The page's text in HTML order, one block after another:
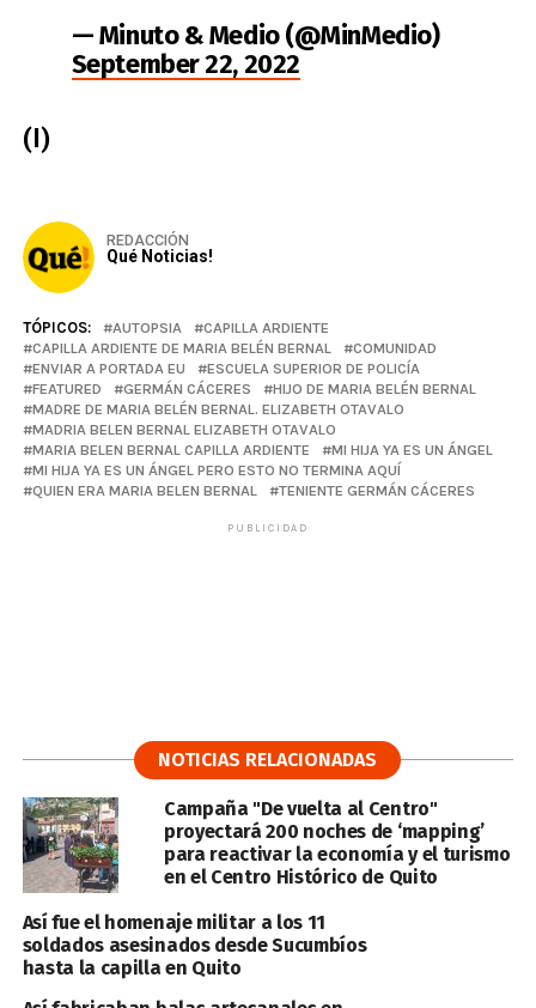
— Minuto & Medio (@MinMedio)
September 22, 2022
(I)
REDACCIÓN
Qué Noticias!
TÓPICOS: AUTOPSIA
CAPILLA ARDIENTE
CAPILLA ARDIENTE DE MARIA BELÉN BERNAL
COMUNIDAD
ENVIAR A PORTADA EU
ESCUELA SUPERIOR DE POLICÍA
FEATURED
GERMÁN CÁCERES
HIJO DE MARIA BELÉN BERNAL
MADRE DE MARIA BELÉN BERNAL. ELIZABETH OTAVALO
MADRIA BELEN BERNAL ELIZABETH OTAVALO
MARIA BELEN BERNAL CAPILLA ARDIENTE
MI HIJA YA ES UN ÁNGEL
MI HIJA YA ES UN ÁNGEL PERO ESTO NO TERMINA AQUÍ
QUIEN ERA MARIA BELEN BERNAL
TENIENTE GERMÁN CÁCERES
PUBLICIDAD
NOTICIAS RELACIONADAS
Campaña "De vuelta al Centro"
proyectará 200 noches de ‘mapping’
para reactivar la economía y el turismo
en el Centro Histórico de Quito
Así fue el homenaje militar a los 11
soldados asesinados desde Sucumbíos
hasta la capilla en Quito